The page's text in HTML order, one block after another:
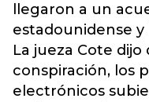
llegaron a un
estadounidense y
La jueza Cote
conspiración, los
electrónicos